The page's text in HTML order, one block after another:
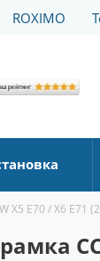
ROXIMO
X5 E70 / X6 E71